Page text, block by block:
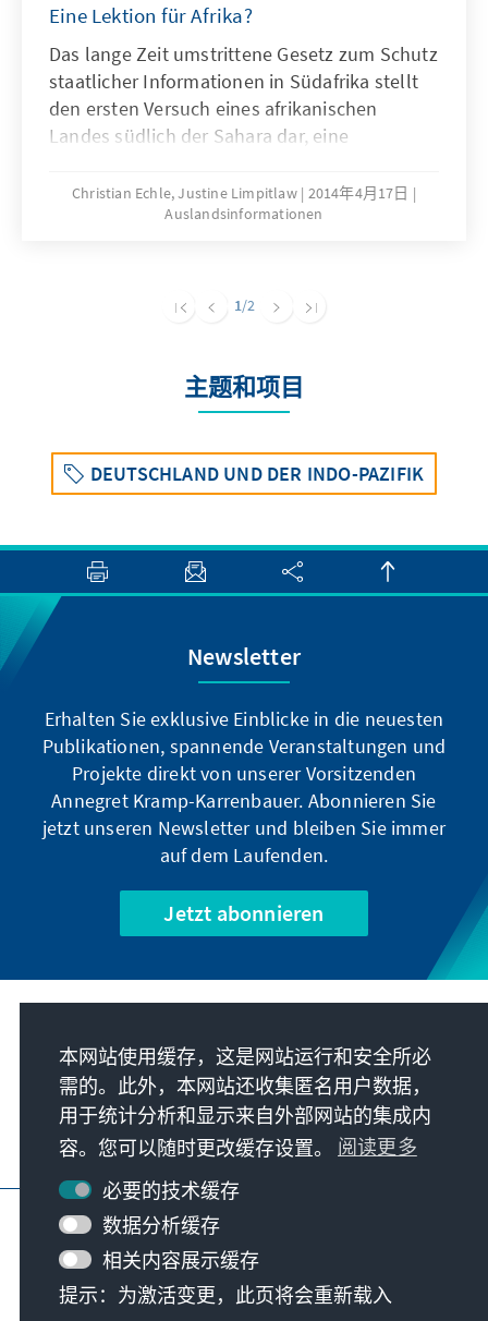
Eine Lektion für Afrika?
Das lange Zeit umstrittene Gesetz zum Schutz
staatlicher Informationen in Südafrika stellt
den ersten Versuch eines afrikanischen
Landes südlich der Sahara dar, eine
nicht auf kolonialem Recht basiert. Es ist
davon auszugehen, dass dieses Gesetz
haben wird, da Südafrika in der Region eine
Christian Echle, Justine Limpitlaw 2014年4月17日
Auslandsinformationen
1/2
主题和项目
DEUTSCHLAND UND DER INDO-PAZIFIK
Newsletter
Erhalten Sie exklusive Einblicke in die neuesten
Publikationen, spannende Veranstaltungen und
Projekte direkt von unserer Vorsitzenden
Annegret Kramp-Karrenbauer. Abonnieren Sie
jetzt unseren Newsletter und bleiben Sie immer
auf dem Laufenden.
Jetzt abonnieren
联系
基金会更多项目
版本说明 隐私
Erklärung zur Barrierefreiheit
网站地图
© Konrad-Adenauer-Stiftung e.V. 2026
本网站使用缓存，这是网站运行和安全所必
需的。此外，本网站还收集匿名用户数据，
用于统计分析和显示来自外部网站的集成内
容。您可以随时更改缓存设置。 阅读更多
必要的技术缓存
数据分析缓存
相关内容展示缓存
提示：为激活变更，此页将会重新载入